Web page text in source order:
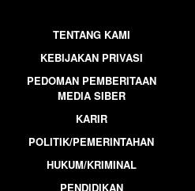
TENTANG KAMI
KEBIJAKAN PRIVASI
PEDOMAN PEMBERITAAN
MEDIA SIBER
KARIR
POLITIK/PEMERINTAHAN
HUKUM/KRIMINAL
PENDIDIKAN